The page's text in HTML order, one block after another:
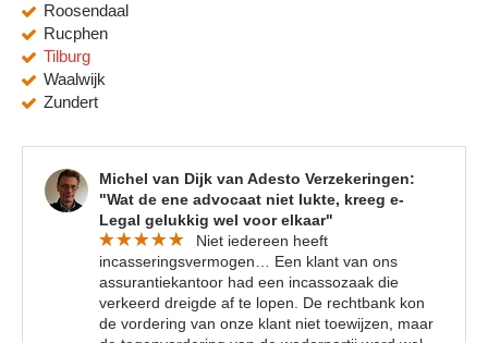
Roosendaal
Rucphen
Tilburg
Waalwijk
Zundert
Michel van Dijk van Adesto Verzekeringen:
"Wat de ene advocaat niet lukte, kreeg e-
Legal gelukkig wel voor elkaar"
Niet iedereen heeft
incasseringsvermogen… Een klant van ons
assurantiekantoor had een incassozaak die
verkeerd dreigde af te lopen. De rechtbank kon
de vordering van onze klant niet toewijzen, maar